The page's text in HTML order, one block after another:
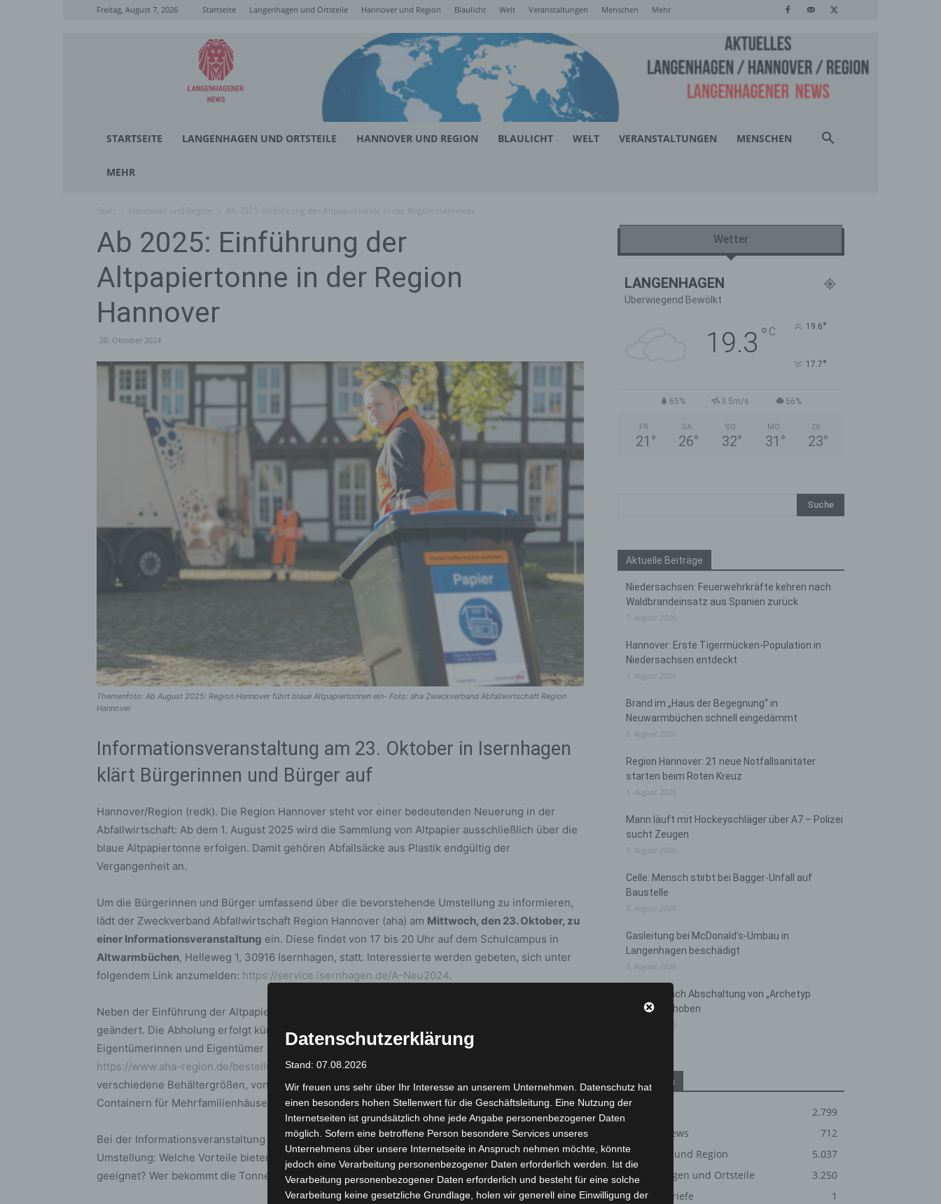
Freitag, August 7, 2026 Startseite Langenhagen und Ortsteile Hannover und Region Blaulicht Welt Veranstaltungen Menschen Mehr
Langenhagener
News
STARTSEITE LANGENHAGEN UND ORTSTEILE HANNOVER UND REGION BLAULICHT WELT VERANSTALTUNGEN MENSCHEN
MEHR
Ab 2025: Einführung der
Altpapiertonne in der Region
Hannover
20. Oktober 2024
Themenfoto: Ab August 2025: Region Hannover führt blaue Altpapiertonnen ein- Foto: aha Zweckverband Abfallwirtschaft Region
Hannover
Informationsveranstaltung am 23. Oktober in Isernhagen
klärt Bürgerinnen und Bürger auf
Hannover/Region (redk). Die Region Hannover steht vor einer bedeutenden Neuerung in der
Abfallwirtschaft: Ab dem 1. August 2025 wird die Sammlung von Altpapier ausschließlich über die
blaue Altpapiertonne erfolgen. Damit gehören Abfallsäcke aus Plastik endgültig der
Vergangenheit an.
Um die Bürgerinnen und Bürger umfassend über die bevorstehende Umstellung zu informieren,
lädt der Zweckverband Abfallwirtschaft Region Hannover (aha) am Mittwoch, den 23. Oktober, zu
einer Informationsveranstaltung ein. Diese findet von 17 bis 20 Uhr auf dem Schulcampus in
Altwarmbüchen, Helleweg 1, 30916 Isernhagen, statt. Interessierte werden gebeten, sich unter
folgendem Link anzumelden: https://service.isernhagen.de/A-Neu2024.
Neben der Einführung der Altpapiertonne wird ab dem 1. August 2025 auch der Abholrhythmus
geändert. Die Abholung erfolgt künftig im 14-tägigen Rhythmus statt wie bisher wöchentlich.
Eigentümerinnen und Eigentümer können die Altpapiertonne jederzeit online unter
https://www.aha-region.de/bestellung-papiertonneoder schriftlich bestellen. Zur Auswahl stehen
verschiedene Behältergrößen, von der 240-Liter-Tonne für Privathaushalte bis hin zu 1.100-Liter-
Containern für Mehrfamilienhäuser oder als Gemeinschaftsbehälter.
Bei der Informationsveranstaltung beantwortet aha alle Fragen rund um das Thema der
Umstellung: Welche Vorteile bieten Tonnen gegenüber Säcken? Welche Tonnengröße ist
geeignet? Wer bekommt die Tonne?
Wetter
LANGENHAGEN
Überwiegend Bewölkt
19.3 ° C 19.6°
17.7°
65% 3.5m/s 56%
FR.
21 °
SA.
26°
SO.
32°
MO.
31 °
DI.
23°
Aktuelle Beiträge
Niedersachsen: Feuerwehrkräfte kehren nach
Waldbrandeinsatz aus Spanien zurück
7. August 2026
Hannover: Erste Tigermücken-Population in
Niedersachsen entdeckt
7. August 2026
Brand im „Haus der Begegnung“ in
Neuwarmbüchen schnell eingedämmt
6. August 2026
Region Hannover: 21 neue Notfallsanitäter
starten beim Roten Kreuz
5. August 2026
Mann läuft mit Hockeyschläger über A7 – Polizei
sucht Zeugen
5. August 2026
Celle: Mensch stirbt bei Bagger-Unfall auf
Baustelle
5. August 2026
Gasleitung bei McDonald’s-Umbau in
Langenhagen beschädigt
5. August 2026
Anklage nach Abschaltung von „Archetyp
Market“ erhoben
Kategorien
2.799
Corona-News
712
Hannover und Region
5.037
Langenhagen und Ortsteile
3.250
Leserbriefe
1
Datenschutzerklärung
Stand: 07.08.2026
Wir freuen uns sehr über Ihr Interesse an unserem Unternehmen. Datenschutz hat
einen besonders hohen Stellenwert für die Geschäftsleitung. Eine Nutzung der
Internetseiten ist grundsätzlich ohne jede Angabe personenbezogener Daten
möglich. Sofern eine betroffene Person besondere Services unseres
Unternehmens über unsere Internetseite in Anspruch nehmen möchte, könnte
jedoch eine Verarbeitung personenbezogener Daten erforderlich werden. Ist die
Verarbeitung personenbezogener Daten erforderlich und besteht für eine solche
Verarbeitung keine gesetzliche Grundlage, holen wir generell eine Einwilligung der